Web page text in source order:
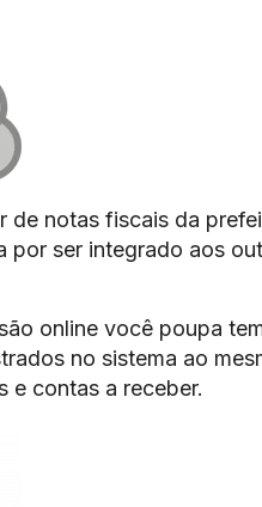
de notas fiscais da
por ser integrado aos
online você poupa
no sistema ao
e contas a receber.